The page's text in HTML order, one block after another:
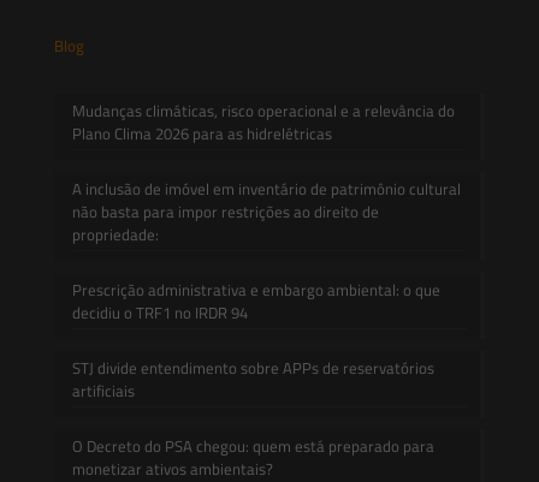
Blog
Mudanças climáticas, risco operacional e a relevância do
Plano Clima 2026 para as hidrelétricas
A inclusão de imóvel em inventário de patrimônio cultural
não basta para impor restrições ao direito de
propriedade:
Prescrição administrativa e embargo ambiental: o que
decidiu o TRF1 no IRDR 94
STJ divide entendimento sobre APPs de reservatórios
artificiais
O Decreto do PSA chegou: quem está preparado para
monetizar ativos ambientais?